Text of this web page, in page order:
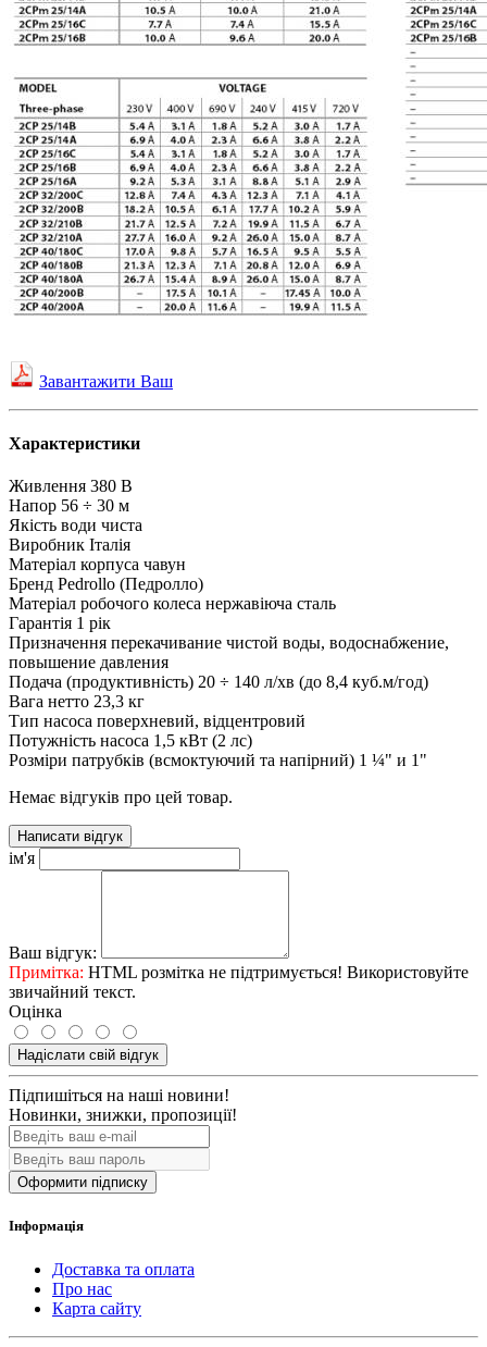
Завантажити Ваш
Характеристики
Живлення 380 В
Напор 56 ÷ 30 м
Якість води чиста
Виробник Італія
Матеріал корпуса чавун
Бренд Pedrollo (Педролло)
Матеріал робочого колеса нержавіюча сталь
Гарантія 1 рік
Призначення перекачивание чистой воды, водоснабжение,
повышение давления
Подача (продуктивність) 20 ÷ 140 л/хв (до 8,4 куб.м/год)
Вага нетто 23,3 кг
Тип насоса поверхневий, відцентровий
Потужність насоса 1,5 кВт (2 лс)
Розміри патрубків (всмоктуючий та напірний) 1 ¼" и 1"
Немає відгуків про цей товар.
Написати відгук
ім'я
Ваш відгук:
Примітка: HTML розмітка не підтримується! Використовуйте
звичайний текст.
Оцінка
Надіслати свій відгук
Підпишіться на наші новини!
Новинки, знижки, пропозиції!
Оформити підписку
Інформація
Доставка та оплата
Про нас
Карта сайту